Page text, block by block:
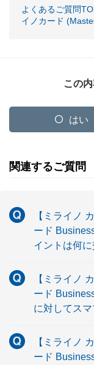
よくあるご質問
イノカード
この
はい
関連するご質問
【ミライノ
ード
イントは何
【ミライノ
ード
に対してス
【ミライノ
ード